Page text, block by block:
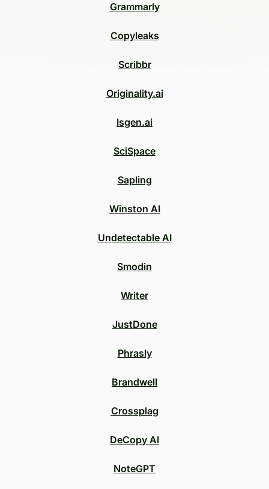
Grammarly
Copyleaks
Scribbr
Originality.ai
Isgen.ai
SciSpace
Sapling
Winston AI
Undetectable AI
Smodin
Writer
JustDone
Phrasly
Brandwell
Crossplag
DeCopy AI
NoteGPT